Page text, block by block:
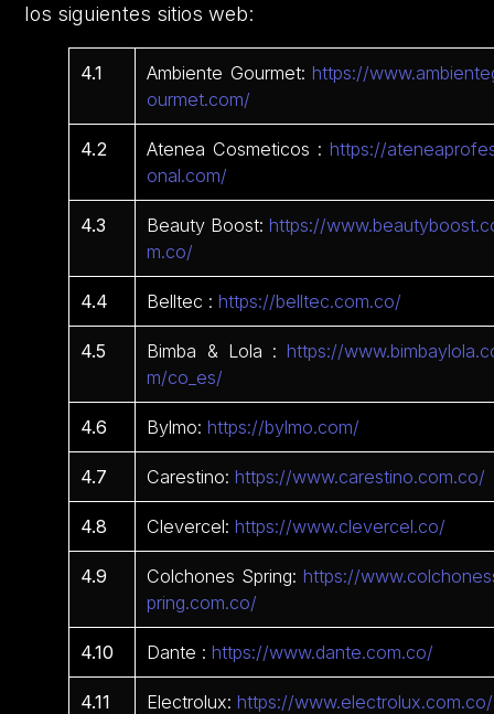
los siguientes sitios web:
4.1 Ambiente Gourmet:https://
ourmet.com/
4.2 Atenea Cosmeticos :https://
onal.com/
4.3 Beauty Boost:https://
m.co/
4.4 Belltec :https://belltec.com.co/
4.5 Bimba & Lola :https://
m/co_es/
4.6 Bylmo:https://bylmo.com/
4.7 Carestino:https://www.carestino.com.co/
4.8 Clevercel:https://www.clevercel.co/
4.9 Colchones Spring:https://
pring.com.co/
4.10 Dante :https://www.dante.com.co/
4.11 Electrolux:https://www.electrolux.com.co/